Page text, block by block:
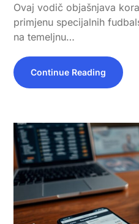
Ovaj vodič objašnjava
primjenu specijalnih
na temeljnu…
Continue Reading